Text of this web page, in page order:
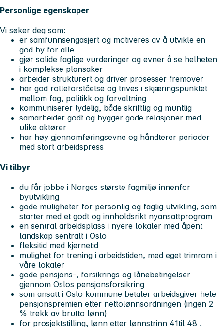
Personlige egenskaper
Vi søker deg som:
er samfunnsengasjert og motiveres av å utvikle en
god by for alle
gjør solide faglige vurderinger og evner å se helheten
i komplekse plansaker
arbeider strukturert og driver prosesser fremover
har god rolleforståelse og trives i skjæringspunktet
mellom fag, politikk og forvaltning
kommuniserer tydelig, både skriftlig og muntlig
samarbeider godt og bygger gode relasjoner med
ulike aktører
har høy gjennomføringsevne og håndterer perioder
med stort arbeidspress
Vi tilbyr
du får jobbe i Norges største fagmiljø innenfor
byutvikling
gode muligheter for personlig og faglig utvikling, som
starter med et godt og innholdsrikt nyansattprogram
en sentral arbeidsplass i nyere lokaler med åpent
landskap sentralt i Oslo
fleksitid med kjernetid
mulighet for trening i arbeidstiden, med eget trimrom i
våre lokaler
gode pensjons-, forsikrings og lånebetingelser
gjennom Oslos pensjonsforsikring
som ansatt i Oslo kommune betaler arbeidsgiver hele
pensjonspremien etter nettolønnsordningen (ingen 2
% trekk av brutto lønn)
for prosjektstilling, lønn etter lønnstrinn 41til 48 ,